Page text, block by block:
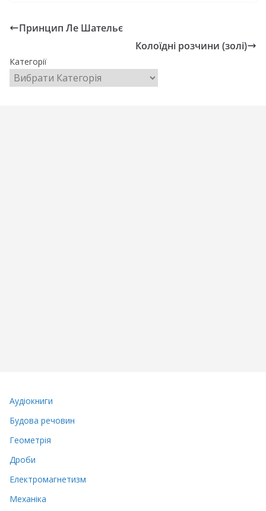
Принцип Ле Шательє
Колоїдні розчини (золі)
Категорії
Аудіокниги
Будова речовин
Геометрія
Дроби
Електромагнетизм
Механіка